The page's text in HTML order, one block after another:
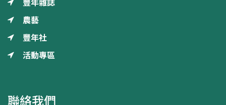
農藝
豐年社
活動專區